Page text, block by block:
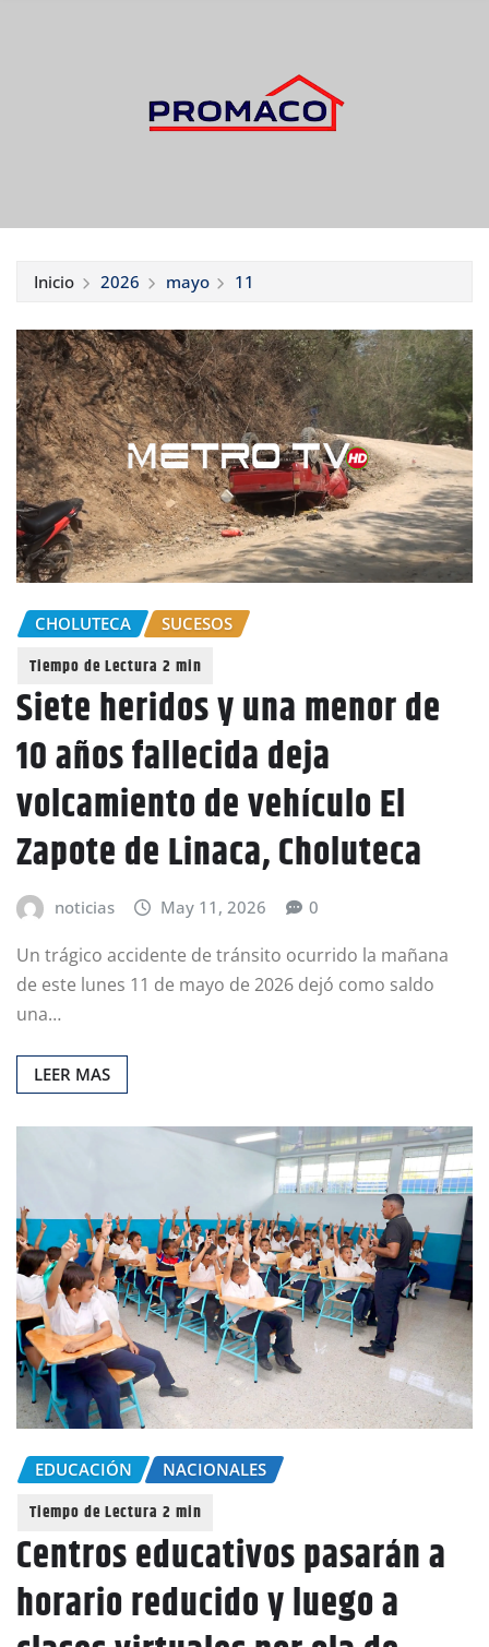
Inicio 2026 mayo 11
CHOLUTECA SUCESOS
Siete heridos y una menor de
10 años fallecida deja
volcamiento de vehículo El
Zapote de Linaca, Choluteca
noticias May 11, 2026 0
Un trágico accidente de tránsito ocurrido la mañana
de este lunes 11 de mayo de 2026 dejó como saldo
una…
LEER MAS
EDUCACIÓN NACIONALES
Centros educativos pasarán a
horario reducido y luego a